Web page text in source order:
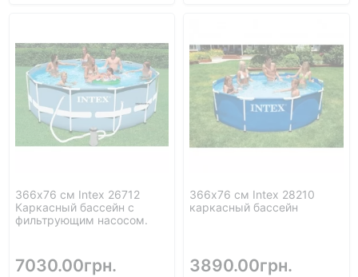
366х76 см Intex 26712
Каркасный бассейн с
фильтрующим насосом.
7030.00грн.
366х76 см Intex 28210
каркасный бассейн
3890.00грн.